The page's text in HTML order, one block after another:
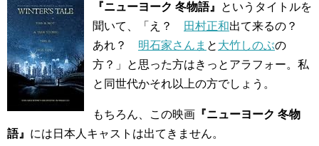
『ニューヨーク 冬物語』
というタイトルを
聞いて、「え？
田村正和出て来るの？
あれ？ 明石家さんま と 大竹しのぶの
方？」と思った方はきっとアラフォー。私
と同世代かそれ以上の方でしょう。
もちろん、この映画 『ニューヨーク 冬物
語』 には日本人キャストは出てきません。